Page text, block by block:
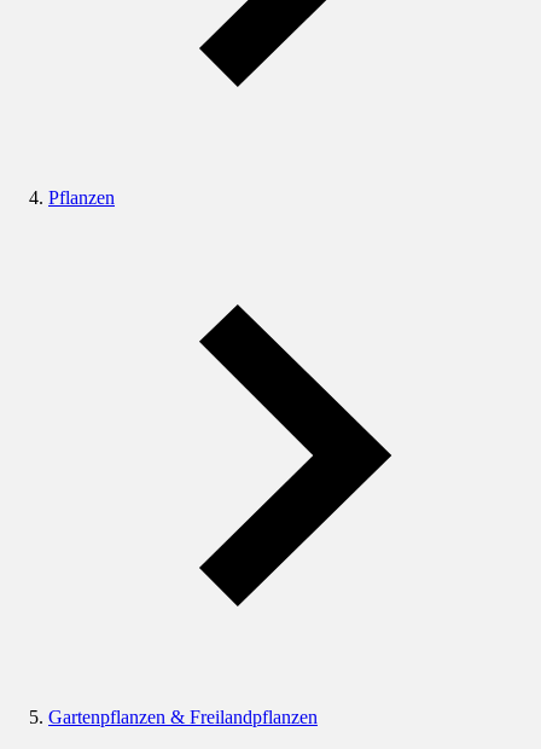
Pflanzen
Gartenpflanzen & Freilandpflanzen